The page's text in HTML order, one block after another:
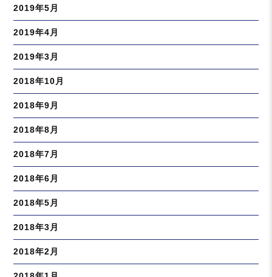
2019年5月
2019年4月
2019年3月
2018年10月
2018年9月
2018年8月
2018年7月
2018年6月
2018年5月
2018年3月
2018年2月